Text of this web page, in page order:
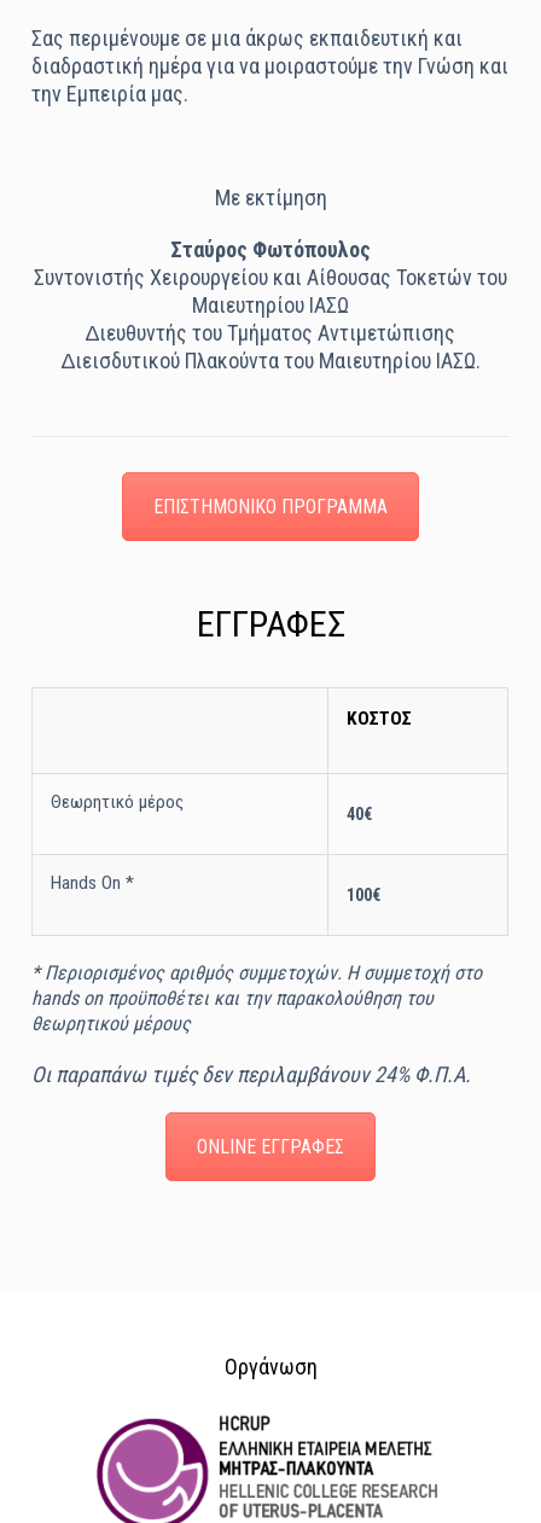
Σας περιµένουµε σε µια άκρως εκπαιδευτική και
διαδραστική ηµέρα για να µοιραστούµε την Γνώση και
την Εµπειρία µας.
Με εκτίµηση
Σταύρος Φωτόπουλος
Συντονιστής Χειρουργείου και Αίθουσας Τοκετών του
Μαιευτηρίου ΙΑΣΩ
∆ιευθυντής του Τµήµατος Αντιµετώπισης
∆ιεισδυτικού Πλακούντα του Μαιευτηρίου ΙΑΣΩ.
ΕΠΙΣΤΗΜΟΝΙΚΟ ΠΡΟΓΡΑΜΜΑ
ΕΓΓΡΑΦΕΣ
ΚΟΣΤΟΣ
Θεωρητικό μέρος
40€
Hands On *
100€
* Περιορισμένος αριθμός συμμετοχών. Η συμμετοχή στο
hands on προϋποθέτει και την παρακολούθηση του
θεωρητικού μέρους
Οι παραπάνω τιμέςδενπεριλαμβάνουν 24% Φ.Π.Α.
ONLINE ΕΓΓΡΑΦΕΣ
Οργάνωση